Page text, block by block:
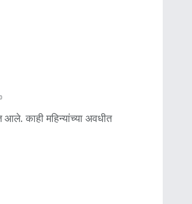
काही महिन्यांच्या अवधीत